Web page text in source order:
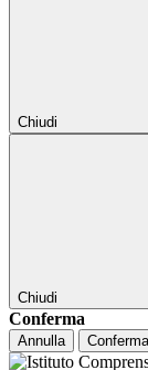
Chiudi
Chiudi
Conferma
Annulla Conferma